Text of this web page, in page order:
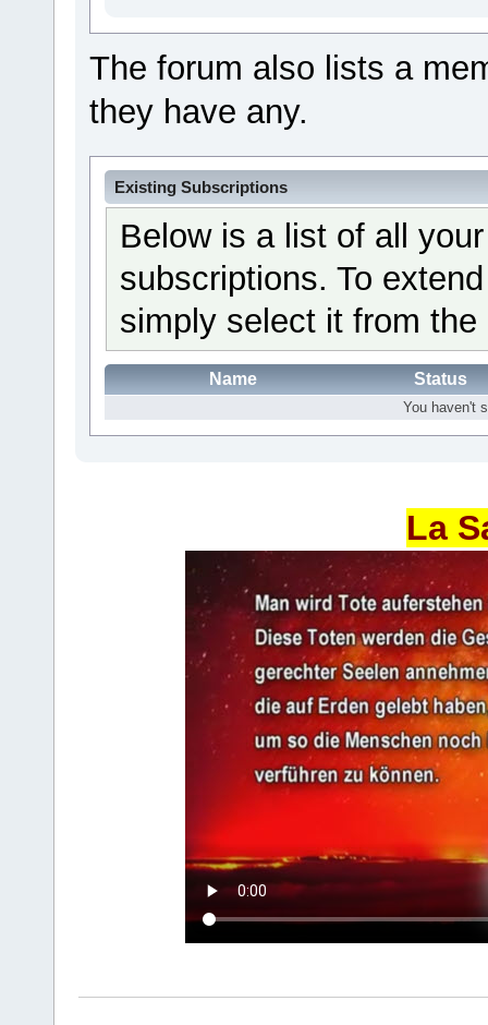
The forum also lists a
they have any.
Existing Subscriptions
Below is a list of all
subscriptions. To
simply select it from
Name Status
You haven't
La